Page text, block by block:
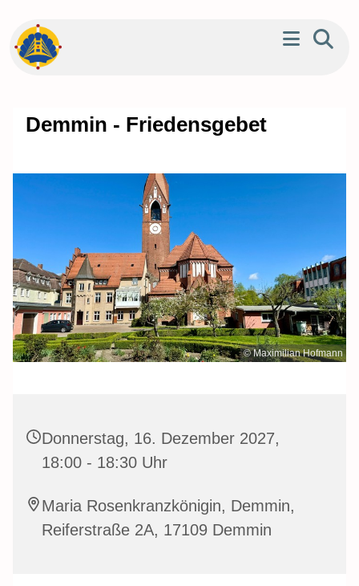
Demmin - Friedensgebet
© Maximilian Hofmann
Donnerstag, 16. Dezember 2027,
18:00 - 18:30 Uhr
Maria Rosenkranzkönigin, Demmin,
Reiferstraße 2A, 17109 Demmin